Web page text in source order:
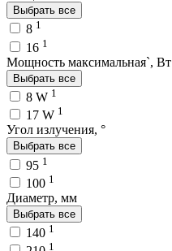
Выбрать все
8 1
16 1
Мощность максимальная`, Вт
Выбрать все
8 W 1
17 W 1
Угол излучения, °
Выбрать все
95 1
100 1
Диаметр, мм
Выбрать все
140 1
1